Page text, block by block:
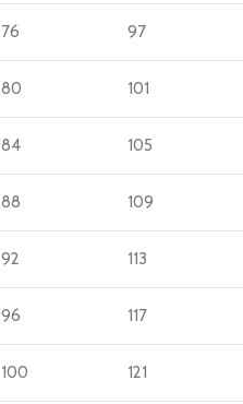
76 97
80 101
84 105
88 109
92 113
96 117
100 121